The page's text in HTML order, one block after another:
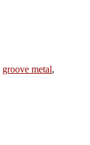
groove metal,